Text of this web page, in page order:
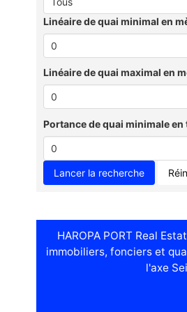
Linéaire de quai minimal en
Linéaire de quai maximal en
Portance de quai minimale en
HAROPA PORT Real
immobiliers, fonciers et
l'axe